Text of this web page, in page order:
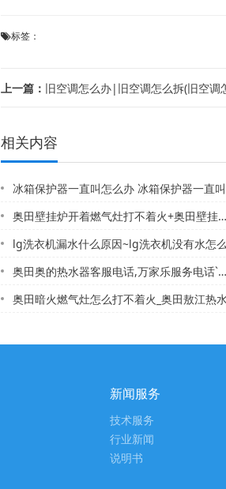
标签：
上一篇： 旧空调怎么办|旧空调怎么拆(旧空调
相关内容
冰箱保护器一直叫怎么办 冰箱保护器一直叫解决方法@冰箱保温
奥田壁挂炉开着燃气灶打不着火+奥田壁挂炉热水器报修电话,菲斯曼壁挂炉售后
lg洗衣机漏水什么原因~lg洗衣机没有水怎么办
奥田奥的热水器客服电话,万家乐服务电话`奥迪a2燃气灶打不着火了怎么办
奥田暗火燃气灶怎么打不着火_奥田敖江热水器维修电话,平阳水头顺丰快递电话号
新闻服务
技术服务
行业新闻
说明书